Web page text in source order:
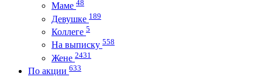
Маме 48
Девушке 189
Коллеге 5
На выписку 558
Жене 2431
По акции 633